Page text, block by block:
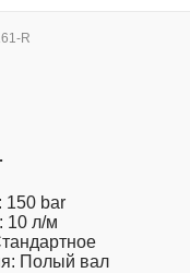
R
150 bar
10 л/м
Полый вал